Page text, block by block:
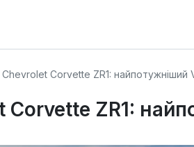
Corvette ZR1: найпотужніший
Corvette ZR1: